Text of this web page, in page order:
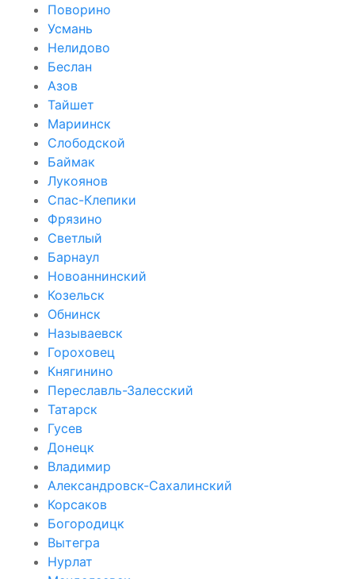
Поворино
Усмань
Нелидово
Беслан
Азов
Тайшет
Мариинск
Слободской
Баймак
Лукоянов
Спас-Клепики
Фрязино
Светлый
Барнаул
Новоаннинский
Козельск
Обнинск
Называевск
Гороховец
Княгинино
Переславль-Залесский
Татарск
Гусев
Донецк
Владимир
Александровск-Сахалинский
Корсаков
Богородицк
Вытегра
Нурлат